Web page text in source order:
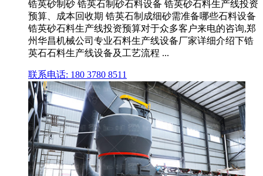
锆英砂制砂 锆英石制砂石料设备 锆英砂石料生产线投资
预算、成本回收期 锆英石制成细砂需准备哪些石料设备
锆英砂石料生产线投资预算对于众多客户来电的咨询,郑
州华昌机械公司专业石料生产线设备厂家详细介绍下锆
英石石料生产线设备及工艺流程 ...
联系电话: 180 3780 8511